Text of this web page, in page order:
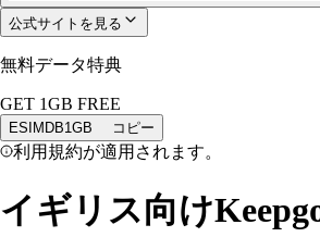
公式サイトを見る
無料データ特典
GET 1GB FREE
ESIMDB1GB コピー
利用規約が適用されます。
イギリス向け